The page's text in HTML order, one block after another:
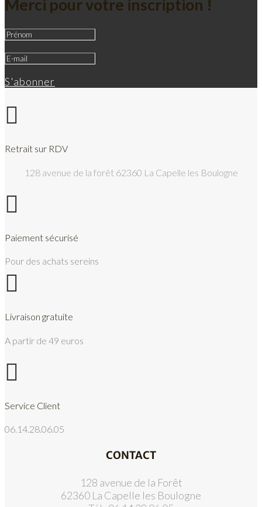
Merci pour votre inscription !
S'abonner

Retrait sur RDV
128 avenue de la forêt 62360 La Capelle les Boulogne

Paiement sécurisé
Pour des achats sereins

Livraison gratuite
A partir de 49 euros

Service Client
06.14.28.06.05
CONTACT
128 avenue de la Forêt
62360 La Capelle les Boulogne